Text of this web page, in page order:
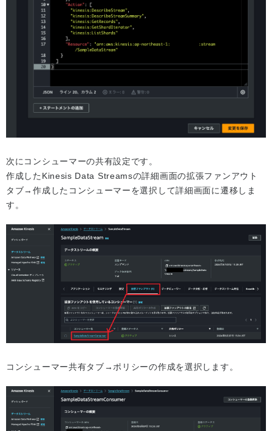
次にコンシューマーの共有設定です。
作成したKinesis Data Streamsの詳細画面の拡張ファンアウト
タブ→作成したコンシューマーを選択して詳細画面に遷移しま
す。
コンシューマー共有タブ→ポリシーの作成を選択します。